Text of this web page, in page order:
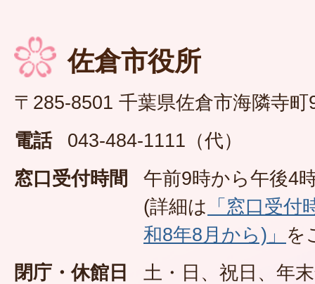
佐倉市役所
〒285-8501 千葉県佐倉市海隣寺町
電話
043-484-1111（代）
窓口受付時間
午前9時から午後4
(詳細は 「窓口受
和8年8月から)」 を
閉庁・休館日
土・日、祝日、年